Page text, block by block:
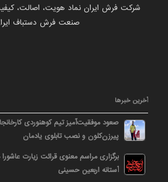
شرکت فرش ایران نماد هویت، اصالت،
صنعت فرش دستباف
آخرین خبرها
صعود موفقیت‌آمیز تیم کوهنوردی
پیرزن‌کلون و نصب تابلوی یادمان
برگزاری مراسم معنوی قرائت زیارت
آستانه اربعین حسینی